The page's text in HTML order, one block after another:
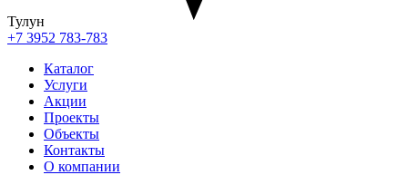
Тулун
+7 3952 783-783
Каталог
Услуги
Акции
Проекты
Объекты
Контакты
О компании